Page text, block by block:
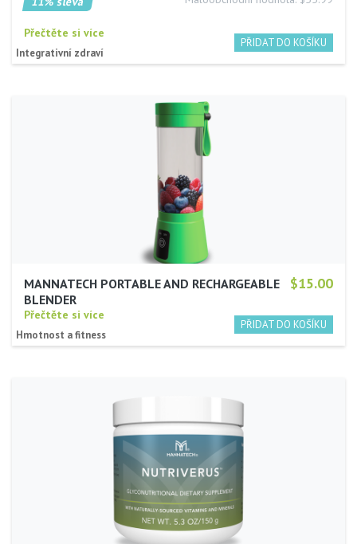
Přečtěte si více
Integrativní zdraví
$15.00
MANNATECH PORTABLE AND RECHARGEABLE
BLENDER
Přečtěte si více
Hmotnost a fitness